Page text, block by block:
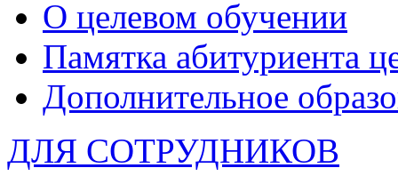
О целевом обучении
Памятка абитуриента
Дополнительное
ДЛЯ СОТРУДНИКОВ